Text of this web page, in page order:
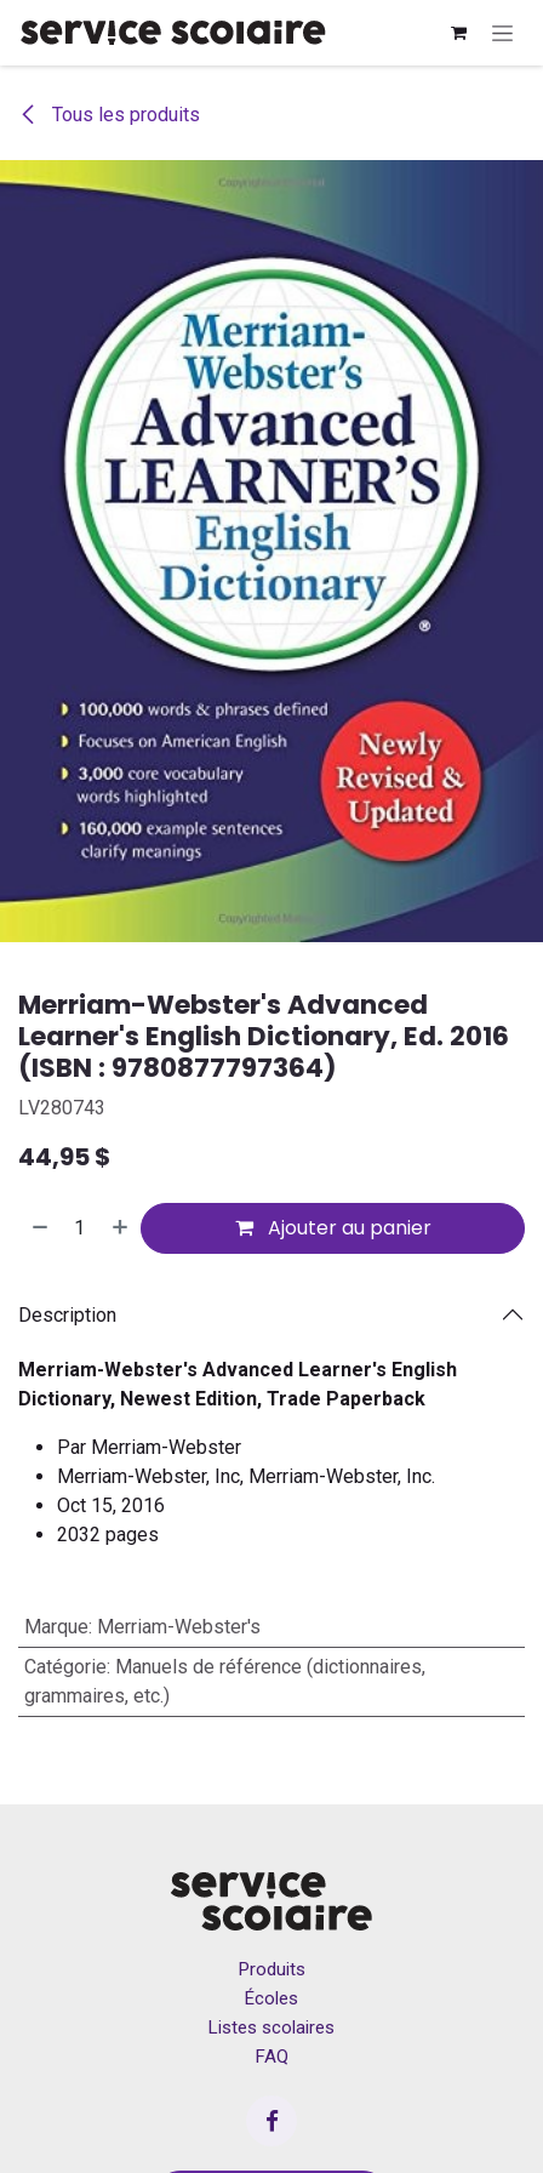
Tous les produits
Merriam-Webster's Advanced
Learner's English Dictionary, Ed. 2016
(ISBN : 9780877797364)
LV280743
44,95$
Ajouter au panier
Description
Merriam-Webster's Advanced Learner's English
Dictionary, Newest Edition, Trade Paperback
Par Merriam-Webster
Merriam-Webster, Inc, Merriam-Webster, Inc.
Oct 15, 2016
2032 pages
Marque: Merriam-Webster's
Catégorie: Manuels de référence (dictionnaires,
grammaires, etc.)
Produits
Écoles
Listes scolaires
FAQ